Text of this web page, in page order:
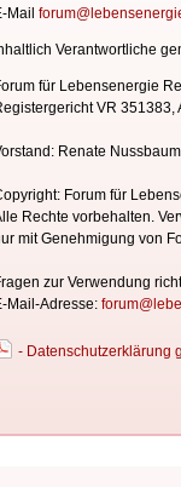
Mail
Verantwortliche
für Lebensenergie
VR 351383,
Renate
Forum für
Rechte vorbehalten.
mit Genehmigung von
zur Verwendung
Mail-Adresse:
- Datenschutzerklärung